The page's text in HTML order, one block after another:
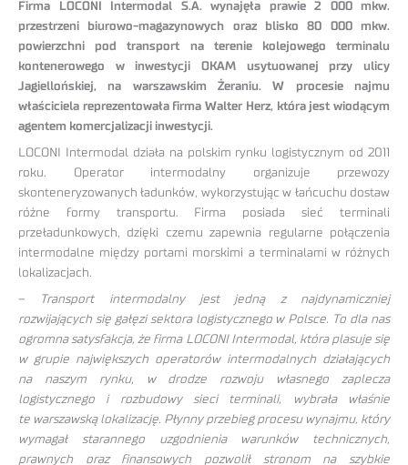
Firma LOCONI Intermodal S.A. wynajęła prawie 2 000 mkw.
przestrzeni biurowo-magazynowych oraz blisko 80 000 mkw.
powierzchni pod transport na terenie kolejowego terminalu
kontenerowego w inwestycji OKAM usytuowanej przy ulicy
Jagiellońskiej, na warszawskim Żeraniu. W procesie najmu
właściciela reprezentowała firma Walter Herz, która jest wiodącym
agentem komercjalizacji inwestycji.
LOCONI Intermodal działa na polskim rynku logistycznym od 2011
roku. Operator intermodalny organizuje przewozy
skonteneryzowanych ładunków, wykorzystując w łańcuchu dostaw
różne formy transportu. Firma posiada sieć terminali
przeładunkowych, dzięki czemu zapewnia regularne połączenia
intermodalne między portami morskimi a terminalami w różnych
lokalizacjach.
–
Transport intermodalny jest jedną z najdynamiczniej
rozwijających się gałęzi sektora logistycznego w Polsce. To dla nas
ogromna satysfakcja, że firma LOCONI Intermodal, która plasuje się
w grupie największych operatorów intermodalnych działających
na naszym rynku, w drodze rozwoju własnego zaplecza
logistycznego i rozbudowy sieci terminali, wybrała właśnie
te warszawską lokalizację. Płynny przebieg procesu wynajmu, który
wymagał starannego uzgodnienia warunków technicznych,
prawnych oraz finansowych pozwolił stronom na szybkie